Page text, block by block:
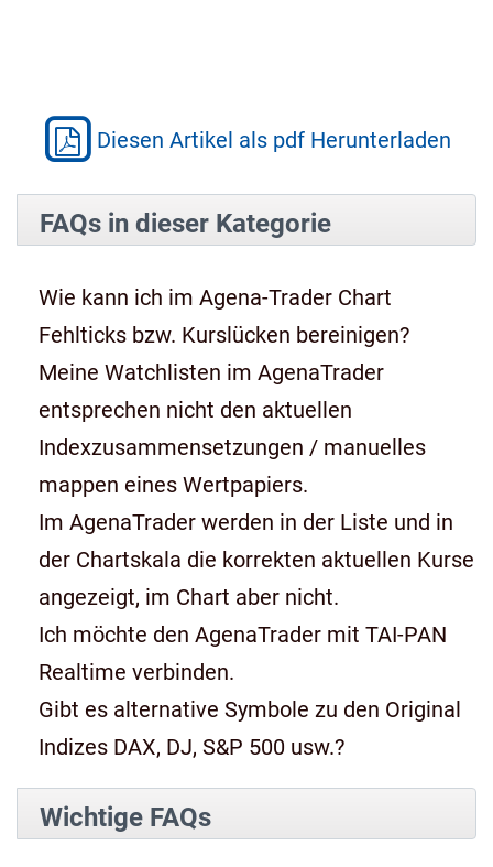
Diesen Artikel als pdf Herunterladen
FAQs in dieser Kategorie
Wie kann ich im Agena-Trader Chart
Fehlticks bzw. Kurslücken bereinigen?
Meine Watchlisten im AgenaTrader
entsprechen nicht den aktuellen
Indexzusammensetzungen / manuelles
mappen eines Wertpapiers.
Im AgenaTrader werden in der Liste und in
der Chartskala die korrekten aktuellen Kurse
angezeigt, im Chart aber nicht.
Ich möchte den AgenaTrader mit TAI-PAN
Realtime verbinden.
Gibt es alternative Symbole zu den Original
Indizes DAX, DJ, S&P 500 usw.?
Wichtige FAQs